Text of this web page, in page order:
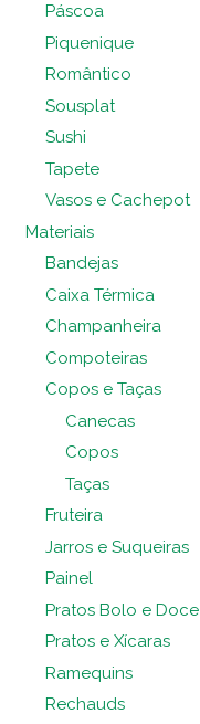
Páscoa
Piquenique
Romântico
Sousplat
Sushi
Tapete
Vasos e Cachepot
Materiais
Bandejas
Caixa Térmica
Champanheira
Compoteiras
Copos e Taças
Canecas
Copos
Taças
Fruteira
Jarros e Suqueiras
Painel
Pratos Bolo e Doce
Pratos e Xícaras
Ramequins
Rechauds